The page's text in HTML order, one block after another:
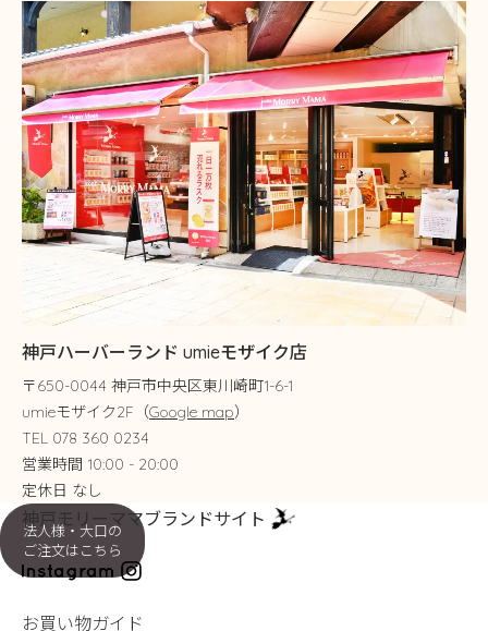
神戸ハーバーランド umieモザイク店
〒650-0044 神戸市中央区東川崎町1-6-1
umieモザイク2F（Google map）
TEL 078 360 0234
営業時間 10:00 - 20:00
定休日 なし
法人様・大口の
ご注文はこちら
神戸モリーママブランドサイト
お買い物ガイド